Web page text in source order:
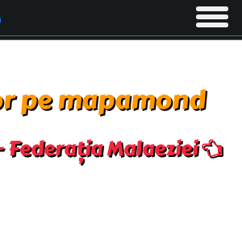
Toggle
pe mapamond
Malaeziei